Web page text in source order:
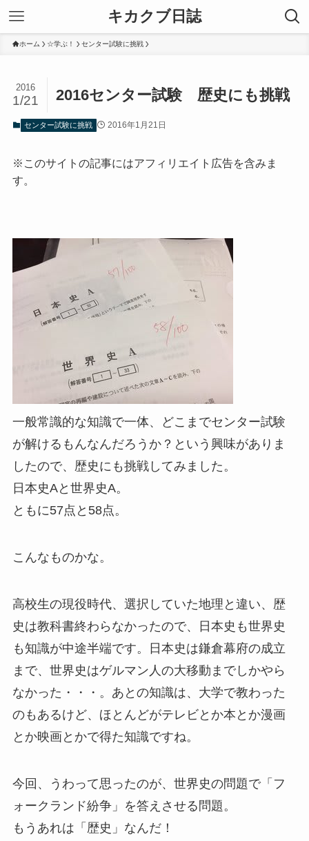
キカクブ日誌
ホーム ☆学ぶ！ センター試験に挑戦
2016センター試験 歴史にも挑戦
2016
1/21
センター試験に挑戦 2016年1月21日
※このサイトの記事にはアフィリエイト広告を含みま
す。
一般常識的な知識で一体、どこまでセンター試験
が解けるもんなんだろうか？という興味がありま
したので、歴史にも挑戦してみました。
日本史Aと世界史A。
ともに57点と58点。
こんなものかな。
高校生の現役時代、選択していた地理と違い、歴
史は教科書終わらなかったので、日本史も世界史
も知識が中途半端です。日本史は鎌倉幕府の成立
まで、世界史はゲルマン人の大移動までしかやら
なかった・・・。あとの知識は、大学で教わった
のもあるけど、ほとんどがテレビとか本とか漫画
とか映画とかで得た知識ですね。
今回、うわって思ったのが、世界史の問題で「フ
ォークランド紛争」を答えさせる問題。
もうあれは「歴史」なんだ！